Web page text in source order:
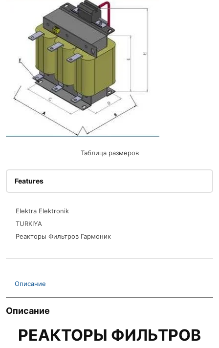
Таблица размеров
Features
Elektra Elektronik
TURKIYA
Реакторы Фильтров Гармоник
Описание
Описание
РЕАКТОРЫ ФИЛЬТРОВ